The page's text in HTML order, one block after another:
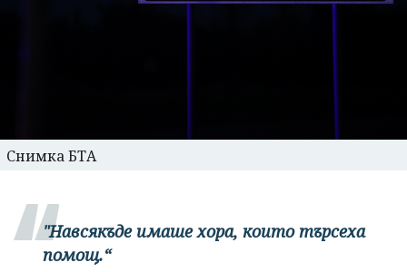
Снимка БТА
"Навсякъде имаше хора, които търсеха
помощ.“